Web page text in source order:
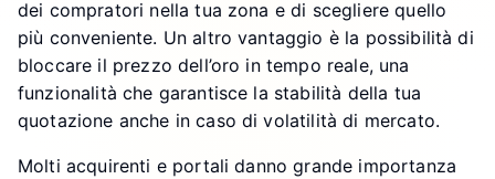
dei compratori nella tua zona e di scegliere quello
più conveniente. Un altro vantaggio è la possibilità di
bloccare il prezzo dell’oro in tempo reale, una
funzionalità che garantisce la stabilità della tua
quotazione anche in caso di volatilità di mercato.
Molti acquirenti e portali danno grande importanza